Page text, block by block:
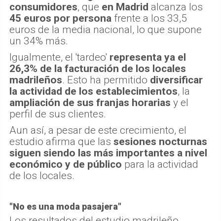
consumidores, que en Madrid alcanza los
45 euros por persona frente a los 33,5
euros de la media nacional, lo que supone
un 34% más.
Igualmente, el 'tardeo' representa ya el
26,3% de la facturación de los locales
madrileños. Esto ha permitido diversificar
la actividad de los establecimientos, la
ampliación de sus franjas horarias y el
perfil de sus clientes.
Aun así, a pesar de este crecimiento, el
estudio afirma que las sesiones nocturnas
siguen siendo las más importantes a nivel
económico y de público para la actividad
de los locales.
"No es una moda pasajera"